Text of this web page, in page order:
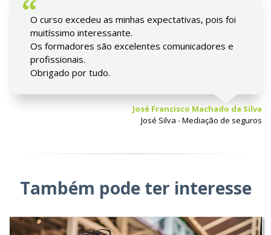
O curso excedeu as minhas expectativas, pois foi
muitíssimo interessante.
Os formadores são excelentes comunicadores e
profissionais.
Obrigado por tudo.
José Francisco Machado da Silva
José Silva - Mediação de seguros
Também pode ter interesse